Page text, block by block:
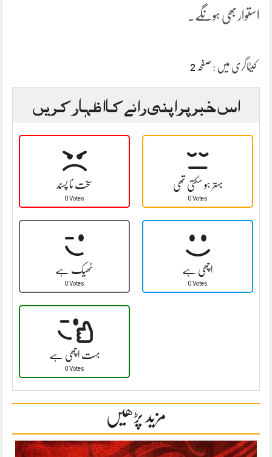
استوار بھی ہونگے۔
کیٹاگری میں : صفحہ 2
اس خبر پر اپنی رائے کا اظہار کریں
سخت نا پسند
0 Votes
بہتر ہو سکتی تھی
0 Votes
ٹھیک ہے
0 Votes
اچھی ہے
0 Votes
بہت اچھی ہے
0 Votes
مزید پڑھیں